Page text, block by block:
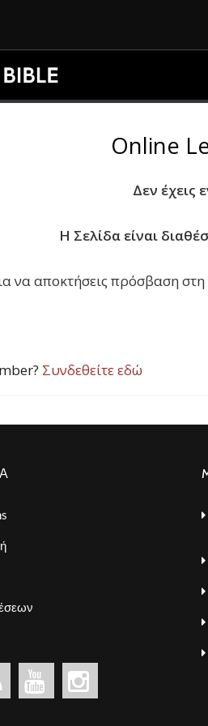
Online
Δεν έχεις
Η Σελίδα είναι
να αποκτήσεις πρόσβαση στη
Συνδεθείτε εδώ